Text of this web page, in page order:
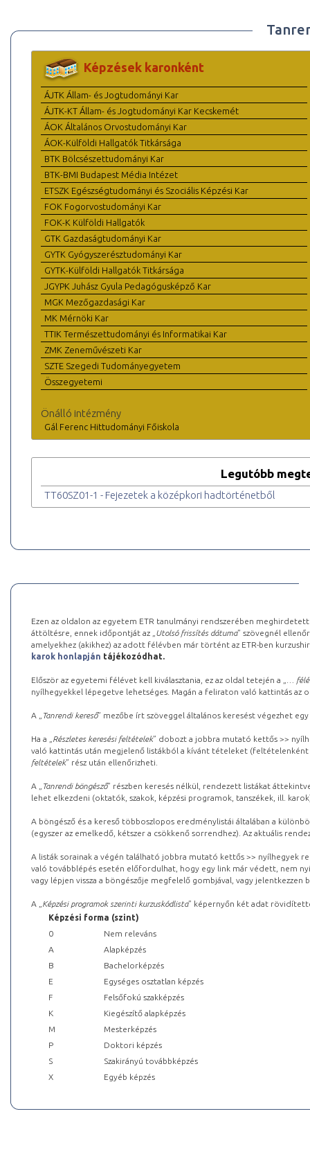
Képzések karonként
ÁJTK Állam- és Jogtudományi Kar
ÁJTK-KT Állam- és Jogtudományi Kar Kecskemét
ÁOK Általános Orvostudományi Kar
ÁOK-Külföldi Hallgatók Titkársága
BTK Bölcsészettudományi Kar
BTK-BMI Budapest Média Intézet
ETSZK Egészségtudományi és Szociális Képzési Kar
FOK Fogorvostudományi Kar
FOK-K Külföldi Hallgatók
GTK Gazdaságtudományi Kar
GYTK Gyógyszerésztudományi Kar
GYTK-Külföldi Hallgatók Titkársága
JGYPK Juhász Gyula Pedagógusképző Kar
MGK Mezőgazdasági Kar
MK Mérnöki Kar
TTIK Természettudományi és Informatikai Kar
ZMK Zeneművészeti Kar
SZTE Szegedi Tudományegyetem
Összegyetemi
Önálló intézmény
Gál Ferenc Hittudományi Főiskola
Legutóbb
TT60SZ01-1 - Fejezetek a középkori hadtörténetből
Ezen az oldalon az egyetem ETR tanulmányi rendszerében
áttöltésre, ennek időpontját az „ Utolsó frissítés dátuma” szövegnél
amelyekhez (akikhez) az adott félévben már történt az ETR-ben
karok honlapján tájékozódhat.
Először az egyetemi félévet kell kiválasztania, ez az oldal tetején a „
…
nyílhegyekkel lépegetve lehetséges. Magán a feliraton való kattintás az
A „ Tanrendi kereső” mezőbe írt szöveggel általános keresést végezhet
Ha a „ Részletes keresési feltételek” dobozt a jobbra mutató kettős >>
való kattintás után megjelenő listákból a kívánt tételeket (feltételenként
feltételek” rész után ellenőrizheti.
A „ Tanrendi böngésző” részben keresés nélkül, rendezett listákat
lehet elkezdeni (oktatók, szakok, képzési programok, tanszékek, ill.
A böngésző és a kereső többoszlopos eredménylistái általában a
(egyszer az emelkedő, kétszer a csökkenő sorrendhez). Az aktuális
A listák sorainak a végén található jobbra mutató kettős >> nyílhegyek
való továbblépés esetén előfordulhat, hogy egy link már védett, nem
vagy lépjen vissza a böngészője megfelelő gombjával, vagy
A „ Képzési programok szerinti kurzuskódlista” képernyőn két adat
Képzési forma (szint)
0
Nem releváns
A
Alapképzés
B
Bachelorképzés
E
Egységes osztatlan képzés
F
Felsőfokú szakképzés
K
Kiegészítő alapképzés
M
Mesterképzés
P
Doktori képzés
S
Szakirányú továbbképzés
X
Egyéb képzés